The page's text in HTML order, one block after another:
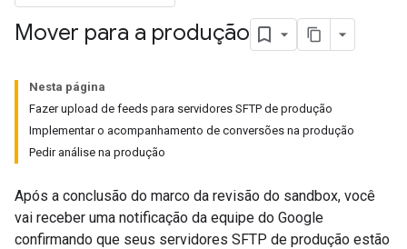
Mover para a produção
Nesta página
Fazer upload de feeds para servidores SFTP de produção
Implementar o acompanhamento de conversões na produção
Pedir análise na produção
Após a conclusão do marco da revisão do sandbox, você
vai receber uma notificação da equipe do Google
confirmando que seus servidores SFTP de produção estão